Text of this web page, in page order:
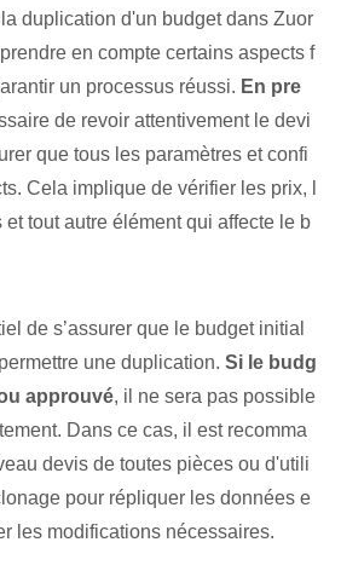
duplication d'un budget dans Zuor
en compte certains aspects f
un processus réussi. En pre
de revoir attentivement⁢ le ‌devi
que tous les paramètres et confi
⁣Cela implique de vérifier les prix⁣, l
tout autre élément qui affecte le b
de s’assurer que le budget initial
une duplication. Si le budg
approuvé, il ne sera pas possible
Dans ce cas, il est recomma
devis de toutes pièces ou d'utili
pour répliquer les données e
les modifications nécessaires.